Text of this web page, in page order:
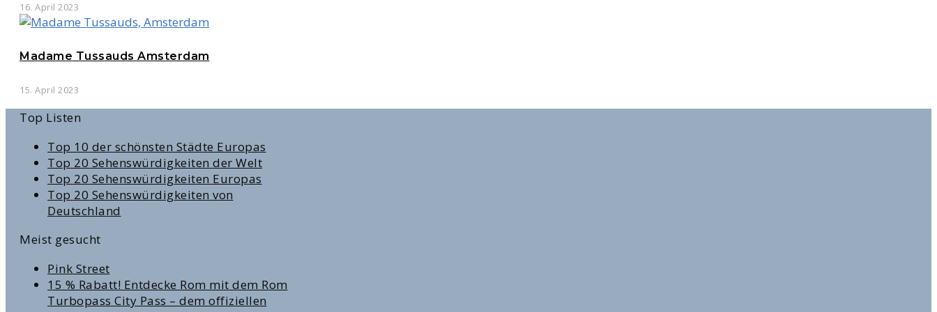
16. April 2023
Madame Tussauds Amsterdam
15. April 2023
Top Listen
Top 10 der schönsten Städte Europas
Top 20 Sehenswürdigkeiten der Welt
Top 20 Sehenswürdigkeiten Europas
Top 20 Sehenswürdigkeiten von
Deutschland
Meist gesucht
Pink Street
15 % Rabatt! Entdecke Rom mit dem Rom
Turbopass City Pass – dem offiziellen